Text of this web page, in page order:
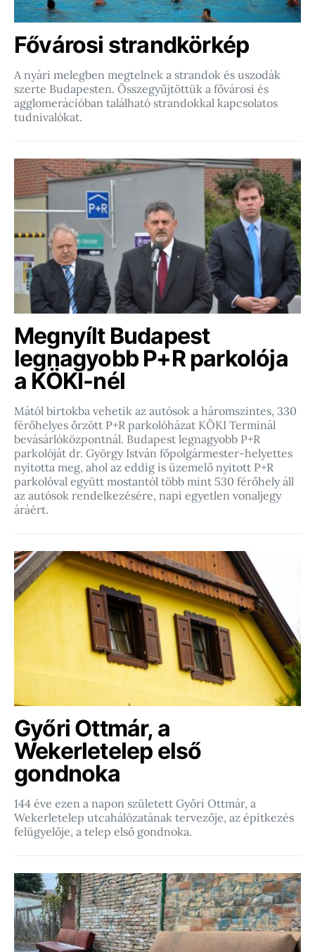
Fővárosi strandkörkép
A nyári melegben megtelnek a strandok és uszodák
szerte Budapesten. Összegyűjtöttük a fővárosi és
agglomerációban található strandokkal kapcsolatos
tudnivalókat.
Megnyílt Budapest
legnagyobb P+R parkolója
a KÖKI-nél
Mától birtokba vehetik az autósok a háromszintes, 330
férőhelyes őrzött P+R parkolóházat KÖKI Terminál
bevásárlóközpontnál. Budapest legnagyobb P+R
parkolóját dr. György István főpolgármester-helyettes
nyitotta meg, ahol az eddig is üzemelő nyitott P+R
parkolóval együtt mostantól több mint 530 férőhely áll
az autósok rendelkezésére, napi egyetlen vonaljegy
áráért.
Győri Ottmár, a
Wekerletelep első
gondnoka
144 éve ezen a napon született Győri Ottmár, a
Wekerletelep utcahálózatának tervezője, az építkezés
felügyelője, a telep első gondnoka.